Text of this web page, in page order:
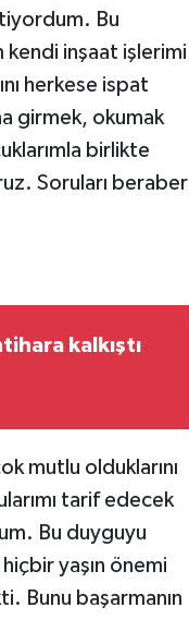
Bu
inşaat işlerimi
herkese ispat
girmek, okumak
birlikte
Soruları beraber
kalkıştı
mutlu olduklarını
tarif edecek
Bu duyguyu
yaşın önemi
Bunu başarmanın